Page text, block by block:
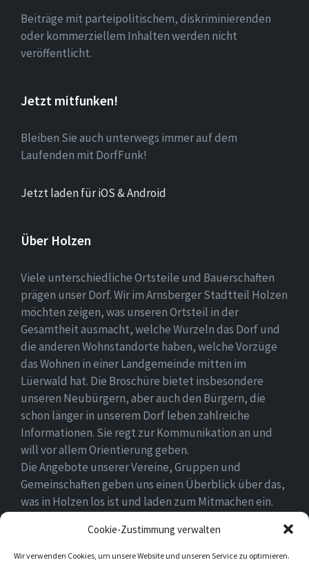
Cookie-Zustimmung verwalten
Wir verwenden Cookies, um unsere Website und unseren Service zu optimieren.
Beiträge mit parteipolitischem, diskriminierenden
oder kommerziellem Inhalten werden nicht
veröffentlicht.
Jetzt mitfunken!
Bleiben Sie auch unterwegs immer auf dem
Laufenden mit DorfFunk!
Jetzt laden für iOS & Android
Über Holzen
Viele unterschiedliche Ortsteile und Bauerschaften
prägen unser Dorf. Wir im Arnsberger Stadtteil Holzen
möchten zeigen, was unseren Ortsteil in der
Gesamtheit ausmacht, welche Wurzeln das Dorf und
die anderen Wohnstandorte haben, welche Vorzüge
das Wohnen in einer Landgemeinde mitten im
Lüerwald hat. Die Broschüre bietet insbesondere
unseren Neubürgern, aber auch den Bürgern, die
schon länger in unserem Dorf leben zahlreiche
Informationen. Sie regt zur Kommunikation an und
will vor allem Orientierung geben.
Die Angebote unserer Vereine, Gruppen und
Gemeinschaften geben uns einen Überblick über das,
was in Holzen los ist und laden zum Mitmachen ein.
und hoffen, dass sie sich in ihrem Umfeld wohlfühlen.